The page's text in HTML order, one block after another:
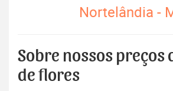
Nortelândia -
Sobre nossos preços
de flores